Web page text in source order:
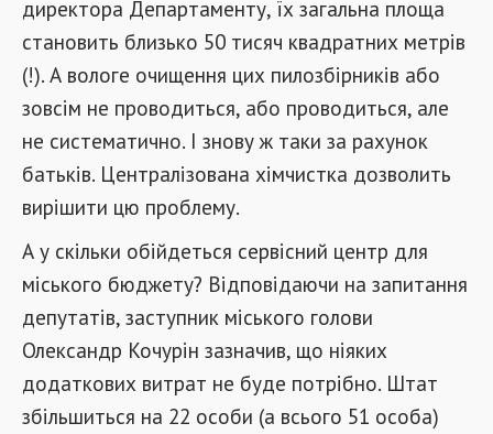
директора Департаменту, їх загальна площа
становить близько 50 тисяч квадратних метрів
(!). А вологе очищення цих пилозбірників або
зовсім не проводиться, або проводиться, але
не систематично. І знову ж таки за рахунок
батьків. Централізована хімчистка дозволить
вирішити цю проблему.
А у скільки обійдеться сервісний центр для
міського бюджету? Відповідаючи на запитання
депутатів, заступник міського голови
Олександр Кочурін зазначив, що ніяких
додаткових витрат не буде потрібно. Штат
збільшиться на 22 особи (а всього 51 особа)